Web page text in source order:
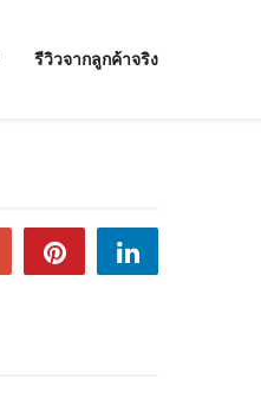
รีวิวจากลูกค้าจริง